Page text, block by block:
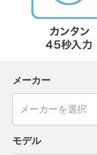
メーカー
モデル